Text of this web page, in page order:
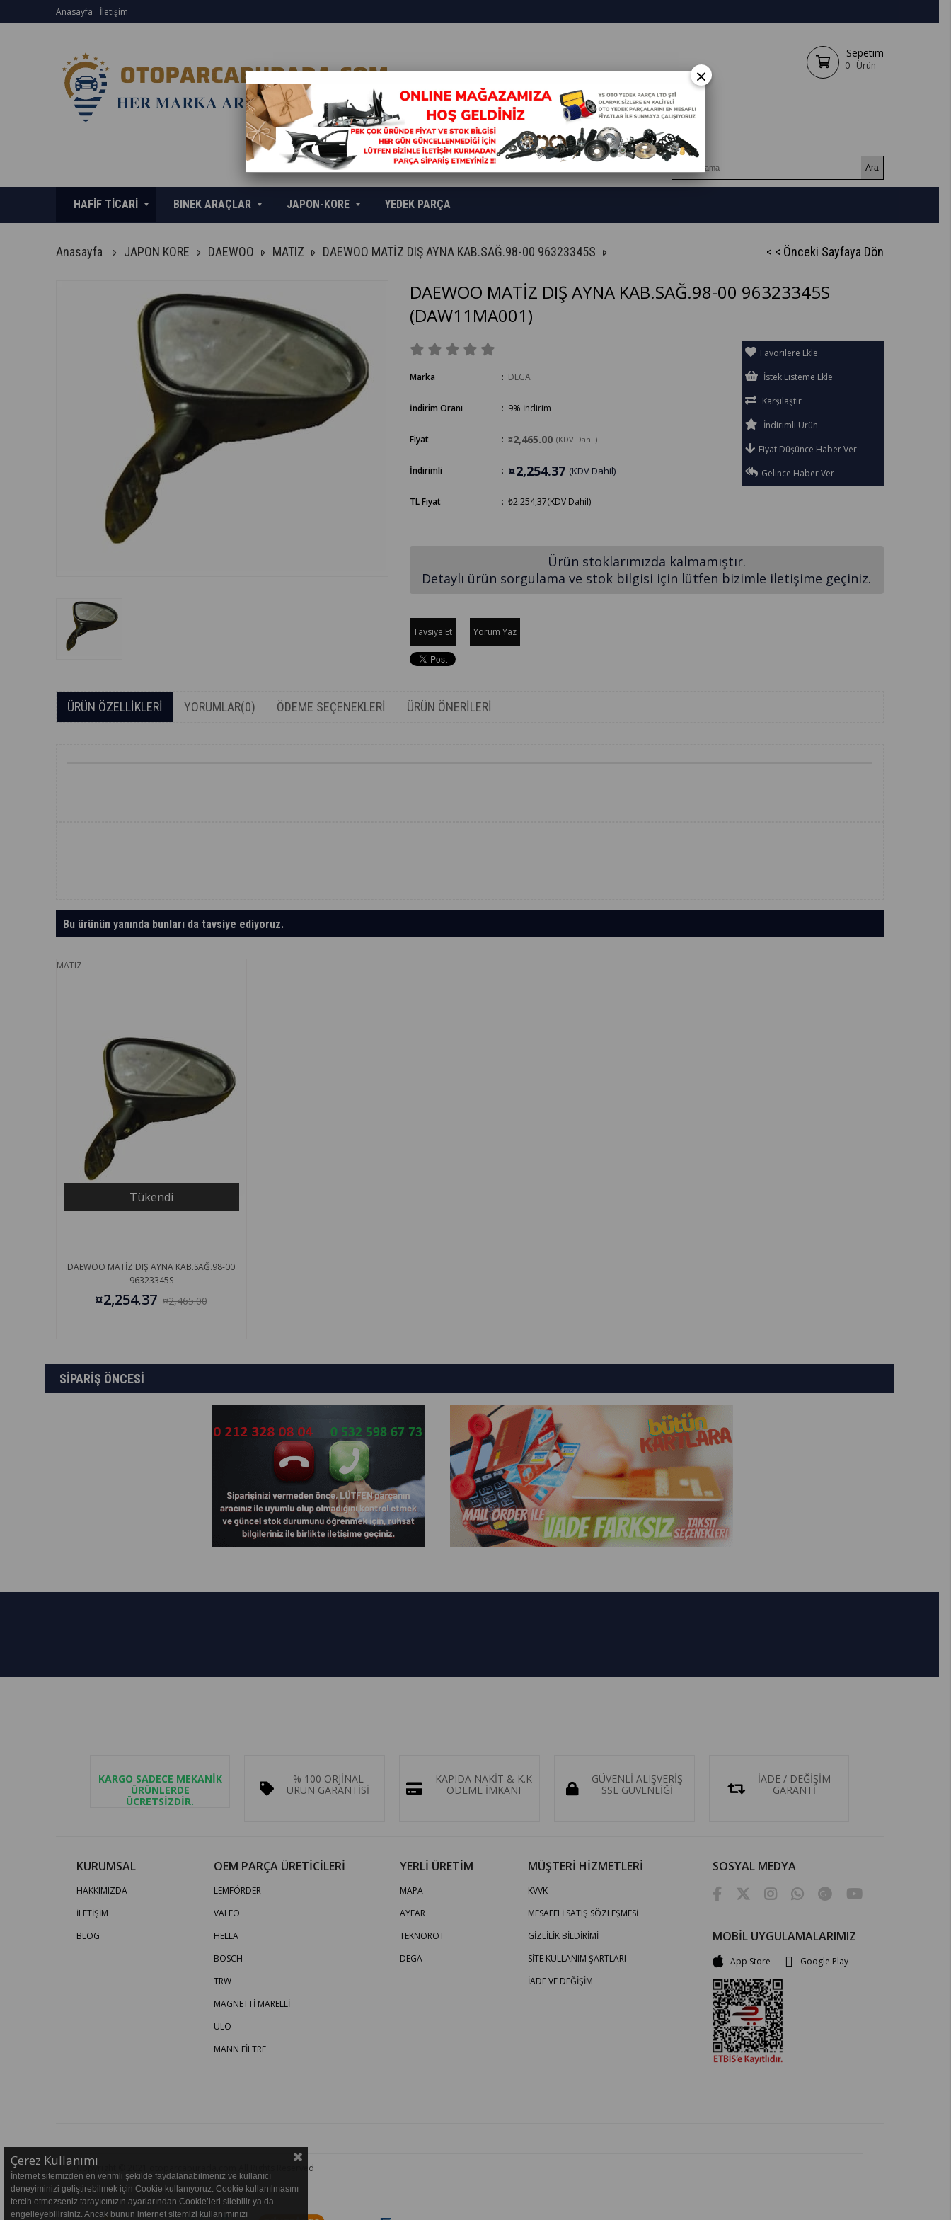
Anasayfa İletişim
Sepetim
0 Ürün
HAFİF TİCARİ BINEK ARAÇLAR JAPON-KORE YEDEK PARÇA
Anasayfa JAPON KORE DAEWOO MATIZ DAEWOO MATİZ DIŞ AYNA KAB.SAĞ.98-00 96323345S < < Önceki Sayfaya Dön
DAEWOO MATİZ DIŞ AYNA KAB.SAĞ.98-00 96323345S
(DAW11MA001)
Marka : DEGA
İndirim Oranı : %
9 İndirim
Fiyat : ¤2,465.00 (KDV Dahil)
İndirimli : ¤2,254.37 (KDV Dahil)
TL Fiyat : ₺2.254,37(KDV Dahil)
Favorilere Ekle
İstek Listeme Ekle
Karşılaştır
İndirimli Ürün
Fiyat Düşünce Haber Ver
Gelince Haber Ver
Ürün stoklarımızda kalmamıştır.
Detaylı ürün sorgulama ve stok bilgisi için lütfen bizimle iletişime geçiniz.
Tavsiye Et Yorum Yaz
ÜRÜN ÖZELLIKLERI YORUMLAR(0) ÖDEME SEÇENEKLERI ÜRÜN ÖNERILERI
Bu ürünün yanında bunları da tavsiye ediyoruz.
MATIZ
Tükendi
DAEWOO MATİZ DIŞ AYNA KAB.SAĞ.98-00
96323345S
¤2,254.37 ¤2,465.00
SİPARİŞ ÖNCESİ
KARGO SADECE MEKANİK
ÜRÜNLERDE
ÜCRETSİZDİR.
% 100 ORJİNAL
ÜRÜN GARANTİSİ
KAPIDA NAKİT & K.K
ÖDEME İMKANI
GÜVENLİ ALIŞVERİŞ
SSL GÜVENLİĞİ
İADE / DEĞİŞİM
GARANTİ
KURUMSAL
HAKKIMIZDA
İLETİŞİM
BLOG
OEM PARÇA ÜRETİCİLERİ
LEMFÖRDER
VALEO
HELLA
BOSCH
TRW
MAGNETTİ MARELLİ
ULO
MANN FİLTRE
YERLİ ÜRETİM
MAPA
AYFAR
TEKNOROT
DEGA
MÜŞTERİ HİZMETLERİ
KVVK
MESAFELİ SATIŞ SÖZLEŞMESİ
GİZLİLİK BİLDİRİMİ
SİTE KULLANIM ŞARTLARI
İADE VE DEĞİŞİM
SOSYAL MEDYA
MOBİL UYGULAMALARIMIZ
App Store Google Play
Copyright © 2021 otoparcaburada.com All Rights Reserved
Çerez Kullanımı
İnternet sitemizden en verimli şekilde faydalanabilmeniz ve kullanıcı
deneyiminizi geliştirebilmek için Cookie kullanıyoruz. Cookie kullanılmasını
tercih etmezseniz tarayıcınızın ayarlarından Cookie’leri silebilir ya da
engelleyebilirsiniz. Ancak bunun internet sitemizi kullanımınızı
×